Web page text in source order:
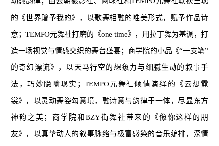
的《世界赠予我的》，以歌舞相融的唯美形式，赋予作品诗
意；TEMPO元舞社打磨的《one time》，用拉丁舞为基调，打
造一场视觉与情感交织的舞台盛宴；商学院的小品《“一支笔”
的奇幻漂流》，以天马行空的想象力与细腻生动的叙事手
法，巧妙隐喻现实；TEMPO元舞社倾情演绎的《云想霓
裳》，以灵动舞姿勾意境，融诗意与韵律于一体，尽显东方
神韵之美；商学院和BZY街舞社带来的《像你这样的朋
友》，以真挚动人的叙事脉络与极富感染的音乐编排，深情